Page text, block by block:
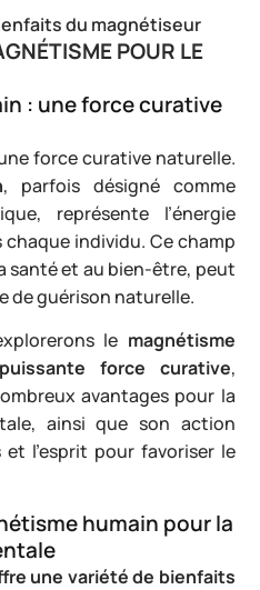
du magnétiseur
POUR LE
: une force curative
force curative naturelle.
, parfois désigné comme
représente l’énergie
individu. Ce champ
santé et au bien-être, peut
de guérison naturelle.
le magnétisme
force curative,
avantages pour la
ainsi que son action
l’esprit pour favoriser le
humain pour la
une variété de bienfaits